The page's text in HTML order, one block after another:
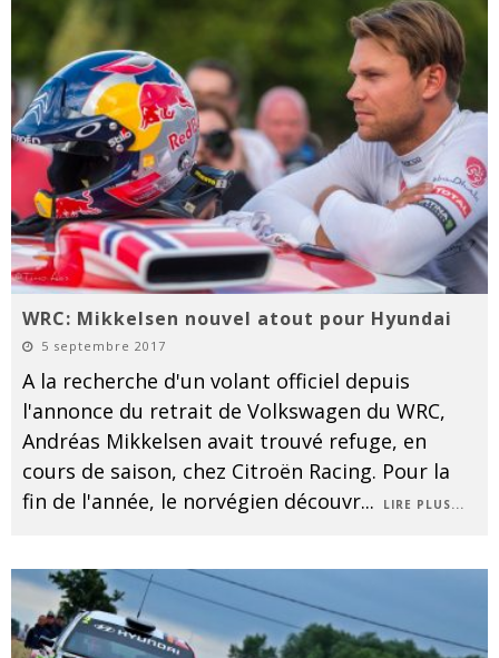
WRC: Mikkelsen nouvel atout pour Hyundai
5 septembre 2017
A la recherche d'un volant officiel depuis
l'annonce du retrait de Volkswagen du WRC,
Andréas Mikkelsen avait trouvé refuge, en
cours de saison, chez Citroën Racing. Pour la
fin de l'année, le norvégien découvr... LIRE PLUS...